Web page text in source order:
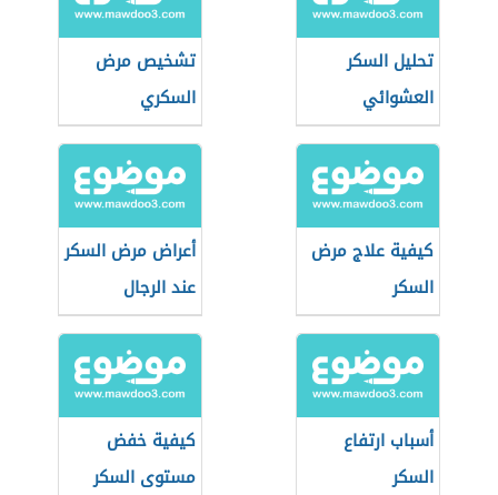
تحليل السكر
العشوائي
تشخيص مرض
السكري
كيفية علاج مرض
السكر
أعراض مرض السكر
عند الرجال
أسباب ارتفاع
السكر
كيفية خفض
مستوى السكر